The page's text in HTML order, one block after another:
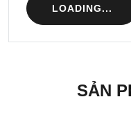
LOADING...
SẢN